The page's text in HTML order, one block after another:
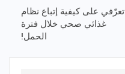
تعرّفي على كيفية إتباع نظام
غذائي صحي خلال فترة
الحمل!